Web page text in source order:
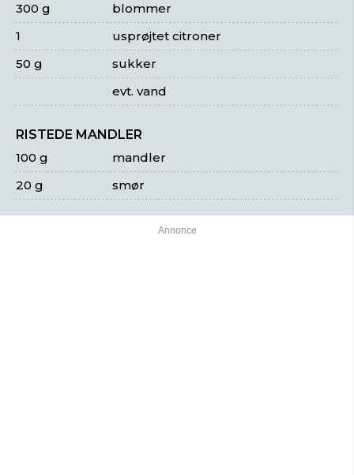
blommer
300 g
usprøjtet citroner
1
sukker
50 g
evt. vand
RISTEDE MANDLER
mandler
100 g
smør
20 g